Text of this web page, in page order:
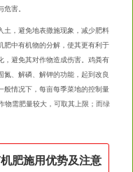
害。
，避免地表撒施现象，减少肥料
肥中有机物的分解，使其更有利于
，避免其对作物造成伤害。鸡粪有
、解磷、解钾的功能，起到改良
般情况下，每亩每季菜地的控制量
物需肥量较大，可取其上限；而绿
肥施用优势及注意